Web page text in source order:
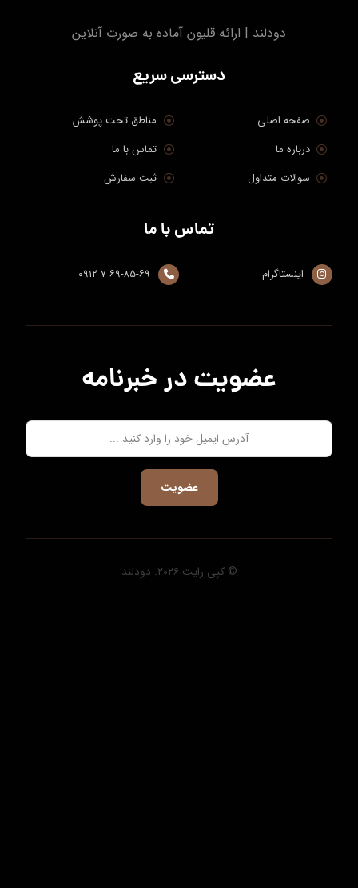
دودلند | ارائه قلیون آماده به صورت آنلاین
دسترسی سریع
صفحه اصلی
مناطق تحت پوشش
درباره ما
تماس با ما
سوالات متداول
ثبت سفارش
تماس با ما
۶۹-۸۵-۶۹ ۷ ۰۹۱۲ اینستاگرام
عضویت در خبرنامه
عضویت
© کپی رایت ۲۰۲۶. دودلند